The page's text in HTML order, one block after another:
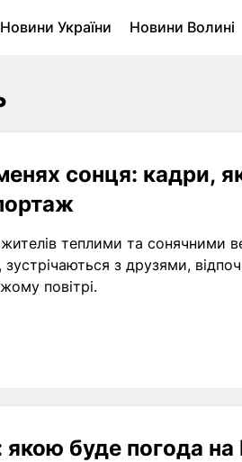
Новини України
Новини Волині
сонця: кадри,
теплими та сонячними
з друзями,
повітрі.
буде погода на